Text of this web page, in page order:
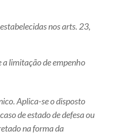
nos arts. 23,
a limitação de empenho
Aplica-se o disposto
de estado de defesa ou
na forma da